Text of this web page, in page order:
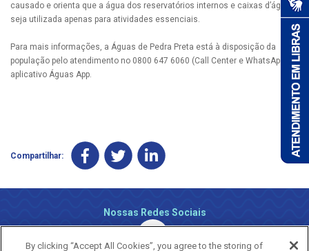
causado e orienta que a água dos reservatórios internos e caixas d’água
seja utilizada apenas para atividades essenciais.
Para mais informações, a Águas de Pedra Preta está à disposição da
população pelo atendimento no 0800 647 6060 (Call Center e WhatsApp) e
aplicativo Águas App.
Compartilhar:
Nossas Redes Sociais
By clicking “Accept All Cookies”, you agree to the storing of